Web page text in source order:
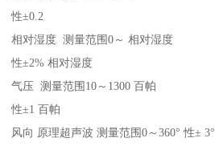
性±0.2
相对湿度 测量范围0～ 相对湿度
性±2% 相对湿度
气压 测量范围10～1300 百帕
性±1 百帕
风向 原理超声波 测量范围0～360° 性± 3°